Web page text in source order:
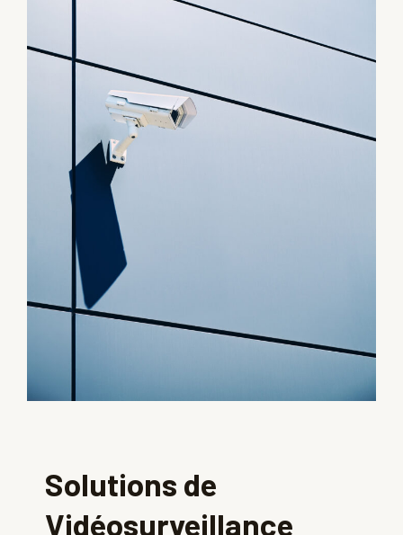
Solutions de
Vidéosurveillance